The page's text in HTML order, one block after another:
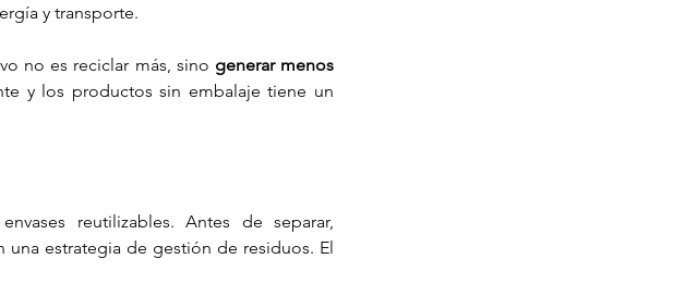
y transporte.
no es reciclar más, sino generar menos
y los productos sin embalaje tiene un
reutilizables. Antes de separar,
una estrategia de gestión de residuos. El